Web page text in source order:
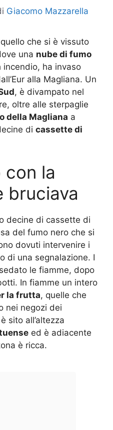
Giacomo Mazzarella
che si è vissuto
una nube di fumo
incendio, ha invaso
alla Magliana. Un
, è divampato nel
oltre alle sterpaglie
della Magliana a
di cassette di
con la
bruciava
decine di cassette di
del fumo nero che si
dovuti intervenire i
di una segnalazione. I
le fiamme, dopo
In fiamme un intero
la frutta, quelle che
nei negozi dei
sito all’altezza
ed è adiacente
è ricca.